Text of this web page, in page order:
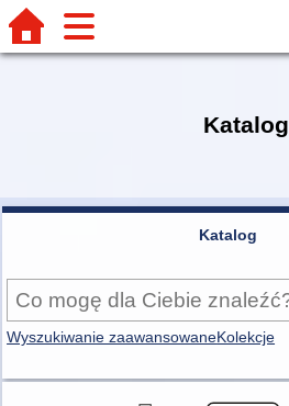
Katalog
Katalog
Wyszukiwanie zaawansowaneKolekcje